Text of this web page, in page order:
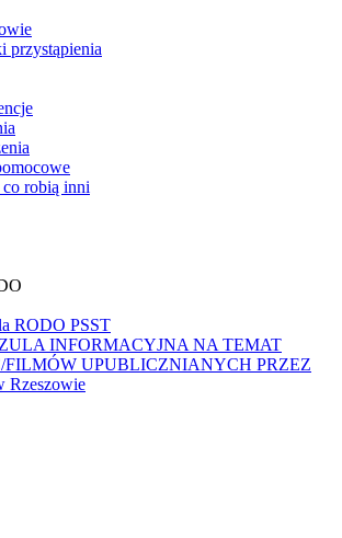
przystąpienia
co robią inni
RODO PSST
INFORMACYJNA NA TEMAT
FILMÓW UPUBLICZNIANYCH PRZEZ
Rzeszowie